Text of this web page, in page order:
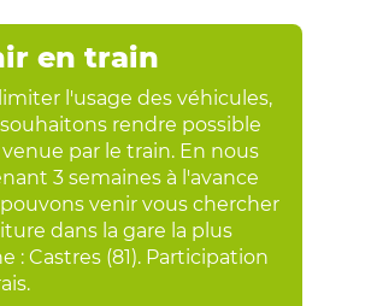
en train
l'usage des véhicules,
rendre possible
par le train. En nous
3 semaines à l'avance
venir vous chercher
dans la gare la plus
: Castres (81). Participation